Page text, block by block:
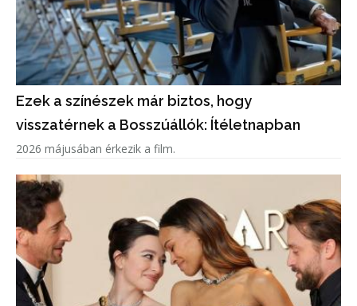
Ezek a színészek már biztos, hogy
visszatérnek a Bosszúállók: Ítéletnapban
2026 májusában érkezik a film.